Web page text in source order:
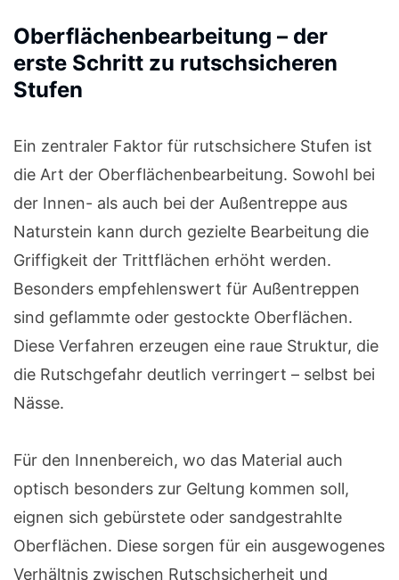
Oberflächenbearbeitung – der
erste Schritt zu rutschsicheren
Stufen
Ein zentraler Faktor für rutschsichere Stufen ist
die Art der Oberflächenbearbeitung. Sowohl bei
der Innen- als auch bei der Außentreppe aus
Naturstein kann durch gezielte Bearbeitung die
Griffigkeit der Trittflächen erhöht werden.
Besonders empfehlenswert für Außentreppen
sind geflammte oder gestockte Oberflächen.
Diese Verfahren erzeugen eine raue Struktur, die
die Rutschgefahr deutlich verringert – selbst bei
Nässe.
Für den Innenbereich, wo das Material auch
optisch besonders zur Geltung kommen soll,
eignen sich gebürstete oder sandgestrahlte
Oberflächen. Diese sorgen für ein ausgewogenes
Verhältnis zwischen Rutschsicherheit und